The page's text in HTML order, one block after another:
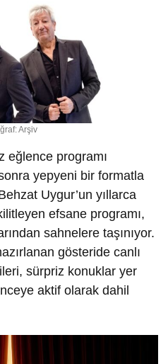
Arşiv
eğlence programı
yepyeni bir formatla
Uygur’un yıllarca
efsane programı,
sahnelere taşınıyor.
gösteride canlı
sürpriz konuklar yer
aktif olarak dahil